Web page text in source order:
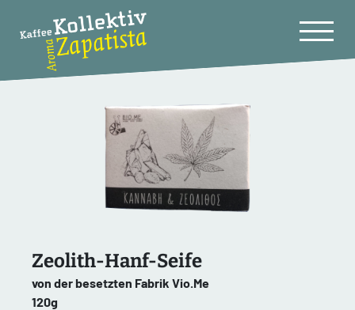
Zeolith-Hanf-Seife
von der besetzten Fabrik Vio.Me
120g